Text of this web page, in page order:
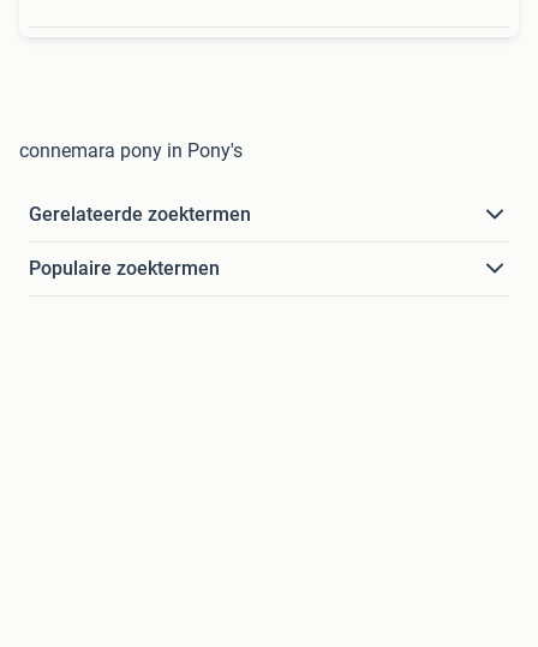
connemara pony in Pony's
Gerelateerde zoektermen
Populaire zoektermen